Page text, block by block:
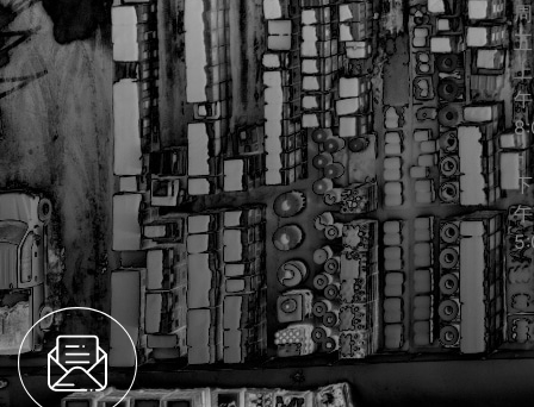
周
五
上
午
–
下
午